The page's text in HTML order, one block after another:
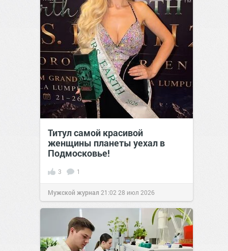
Титул самой красивой
женщины планеты уехал в
Подмосковье!
3 1
Мужской журнал 21:02 28 июл 2026